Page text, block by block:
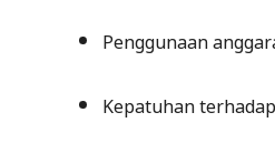
Penggunaan
Kepatuhan